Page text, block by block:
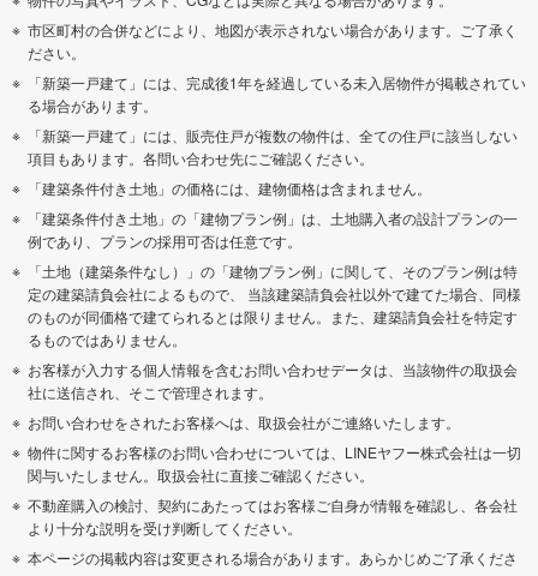
市区町村の合併などにより、地図が表示されない場合があります。ご了承く
ださい。
「新築一戸建て」には、完成後1年を経過している未入居物件が掲載されてい
る場合があります。
「新築一戸建て」には、販売住戸が複数の物件は、全ての住戸に該当しない
項目もあります。各問い合わせ先にご確認ください。
「建築条件付き土地」の価格には、建物価格は含まれません。
「建築条件付き土地」の「建物プラン例」は、土地購入者の設計プランの一
例であり、プランの採用可否は任意です。
「土地（建築条件なし）」の「建物プラン例」に関して、そのプラン例は特
定の建築請負会社によるもので、 当該建築請負会社以外で建てた場合、同様
のものが同価格で建てられるとは限りません。また、建築請負会社を特定す
るものではありません。
お客様が入力する個人情報を含むお問い合わせデータは、当該物件の取扱会
社に送信され、そこで管理されます。
お問い合わせをされたお客様へは、取扱会社がご連絡いたします。
物件に関するお客様のお問い合わせについては、LINEヤフー株式会社は一切
関与いたしません。取扱会社に直接ご確認ください。
不動産購入の検討、契約にあたってはお客様ご自身が情報を確認し、各会社
より十分な説明を受け判断してください。
本ページの掲載内容は変更される場合があります。あらかじめご了承くださ